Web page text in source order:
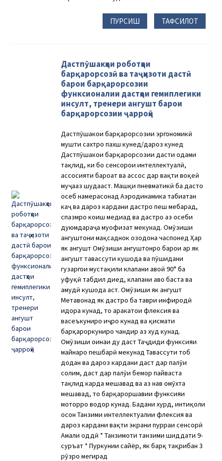
ПУРСИШ ТАФСИЛОТ
Дастпӯшакҳои роботҳои
барқарорсозӣ ва таҷҳизоти дастӣ
барои барқарорсозии
функсионалии дастҳои гемиплегики
инсулт, тренери ангушт барои
барқарорсозии ҷарроҳӣ
Дастпӯшакҳои барқарорсозии эргономикӣ
мушти сахтро пахш кунед/дароз кунед
Дастпӯшакҳои барқарорсозии дасти одами
тақлид, ки бо сенсорҳои интеллектуалӣ,
ҳассосияти бароҳат ва ҳассос дар вақти воқеӣ
муҷаҳҳаз шудааст. Машқи пневматикӣ ба дастҳо
осеб намерасонад Аэродинамика табиатан
каҷ ва дароз кардани дастро пеш мебарад,
спазмро коҳиш медиҳад ва дастро аз осеби
дуюмдараҷа муҳофизат мекунад. Омӯзиши
ангуштони мақсаднок озодона часпонед Ҳар
як ангушт Омӯзиши ангуштонро барои ҳар як
ангушт тавассути кушода ва пӯшидани
гузаргоҳи мустақили клапани ҳавоӣ 90° ба
уфуқӣ табдил диҳед, клапани ҳаво баста ва
амудӣ кушода аст. Омӯзиши як ангушт
Метавонад як дастро ба таври инфиродӣ
идора кунад, то ҳаракатҳои флексия ва
васеъкуниро иҷро кунад ва қисмати
барқароркуниро чандир аз худ кунад.
Омӯзиши оинаи ду даст Таҷдиди функсияи
майнаро пешбарӣ мекунад Тавассути тоб
додан ва дароз кардани даст дар паҳлӯи
солим, даст дар паҳлӯи бемор пайваста
тақлид карда мешавад ва аз нав омӯхта
мешавад, то барқароршавии функсияи
моторро водор кунад. Бадани хурд, интиқоли
осон Танзими интеллектуалии флексия ва
дароз кардани вақти экрани пурраи сенсорӣ
Амали оддӣ * Танзимоти танзими шиддати 9-
суръат * Пуркунии сайёр, як барқ ​​​​тақрибан 3
рӯзро мегирад